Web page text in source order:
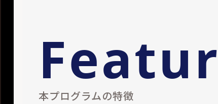
本プログラムの特徴